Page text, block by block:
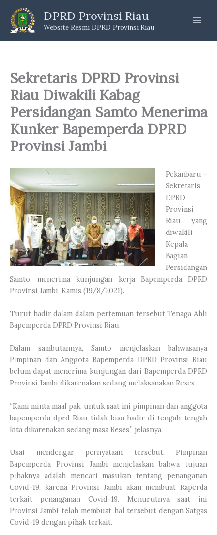
content
DPRD Provinsi Riau
Website Resmi DPRD Provinsi Riau
Sekretaris DPRD Provinsi
Riau Diwakili Kabag
Persidangan Samto Menerima
Kunker Bapemperda DPRD
Provinsi Jambi
Pekanbaru –
Sekretaris
DPRD
Provinsi
Riau yang
diwakili
Kepala
Bagian
Persidangan
Samto, menerima kunjungan kerja Bapemperda DPRD
Provinsi Jambi, Kamis (19/8/2021).
Turut hadir dalam dalam pertemuan tersebut Tenaga Ahli
Bapemperda DPRD Provinsi Riau.
Dalam sambutannya, Samto menjelaskan bahwasanya
Pimpinan dan Anggota Bapemperda DPRD Provinsi Riau
belum dapat menerima kunjungan dari Bapemperda DPRD
Provinsi Jambi dikarenakan sedang melaksanakan Reses.
“Kami minta maaf pak, untuk saat ini pimpinan dan anggota
bapemperda dprd Riau tidak bisa hadir di tengah-tengah
kita dikarenakan sedang masa Reses,” jelasnya.
Usai mendengar pernyataan tersebut, Pimpinan
Bapemperda Provinsi Jambi menjelaskan bahwa tujuan
pihaknya adalah mencari masukan tentang penanganan
Covid-19, karena Provinsi Jambi akan membuat Raperda
terkait penanganan Covid-19. Menurutnya saat ini
Provinsi Jambi telah membuat hal tersebut dengan Satgas
Covid-19 dengan pihak terkait.